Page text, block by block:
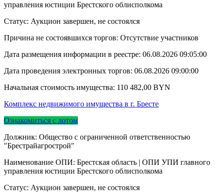
управления юстиции Брестского облисполкома
Статус: Аукцион завершен, не состоялся
Причина не состоявшихся торгов: Отсутствие участников
Дата размещения информации в реестре: 06.08.2026 09:05:00
Дата проведения электронных торгов: 06.08.2026 09:00:00
Начальная стоимость имущества: 110 482,00 BYN
Комплекс недвижимого имущества в г. Бресте
Ознакомиться с лотом
Должник: Общество с ограниченной ответственностью
"Брестрайагрострой"
Наименование ОПИ: Брестская область | ОПИ УПИ главного
управления юстиции Брестского облисполкома
Статус: Аукцион завершен, не состоялся